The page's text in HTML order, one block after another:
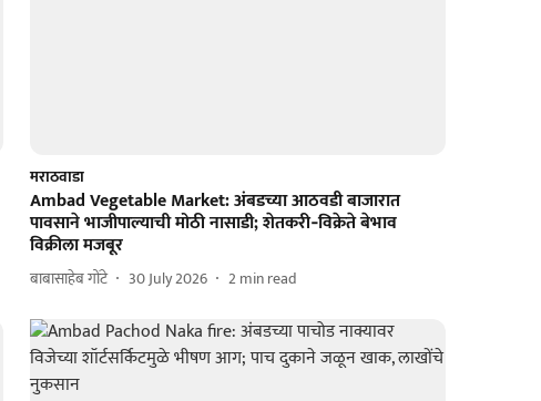
मराठवाडा
Ambad Vegetable Market: अंबडच्या आठवडी बाजारात
पावसाने भाजीपाल्याची मोठी नासाडी; शेतकरी‑विक्रेते बेभाव
विक्रीला मजबूर
बाबासाहेब गोंटे 30 July 2026 2min read